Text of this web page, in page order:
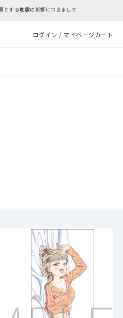
とする地震の影響につきまして
ログイン / マイページカート